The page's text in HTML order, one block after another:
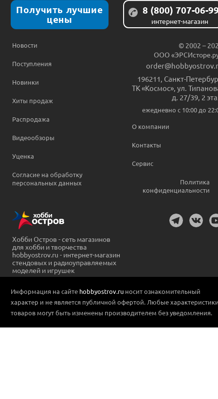
Получить лучшие
цены
8 (800) 707-06-
интернет-магазин
Новости
Поступления
Новинки
Хиты продаж
Распродажа
Видеообзоры
Уценка
Согласие на обработку
персональных данных
© 2002 –
ООО
196211 Санкт-
ТК «Космос», ул.
д. 27/39, 2
ежедневно c 10:00 до
О компании
Контакты
Сервис
Политика
конфиденциальности
Хобби Остров - сеть магазинов
для хобби и творчества
hobbyostrov.ru - интернет-магазин
стендовых и радиоуправляемых
моделей и игрушек
Информация на сайте hobbyostrov.ru носит ознакомительный
характер и не является публичной офертой. Любые
товаров могут быть изменены производителем без уведомления.